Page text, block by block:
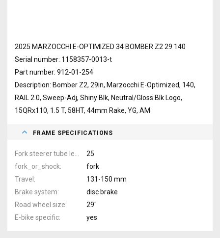
2025 MARZOCCHI E-OPTIMIZED 34 BOMBER Z2 29 140
Serial number: 1158357-0013-t
Part number: 912-01-254
Description: Bomber Z2, 29in, Marzocchi E-Optimized, 140,
RAIL 2.0, Sweep-Adj, Shiny Blk, Neutral/Gloss Blk Logo,
15QRx110, 1.5 T, 58HT, 44mm Rake, YG, AM
FRAME SPECIFICATIONS
25
fork_or_shock
fork
Travel
131-150 mm
Brake system
disc brake
Road wheel size
29"
E-bike specific
yes